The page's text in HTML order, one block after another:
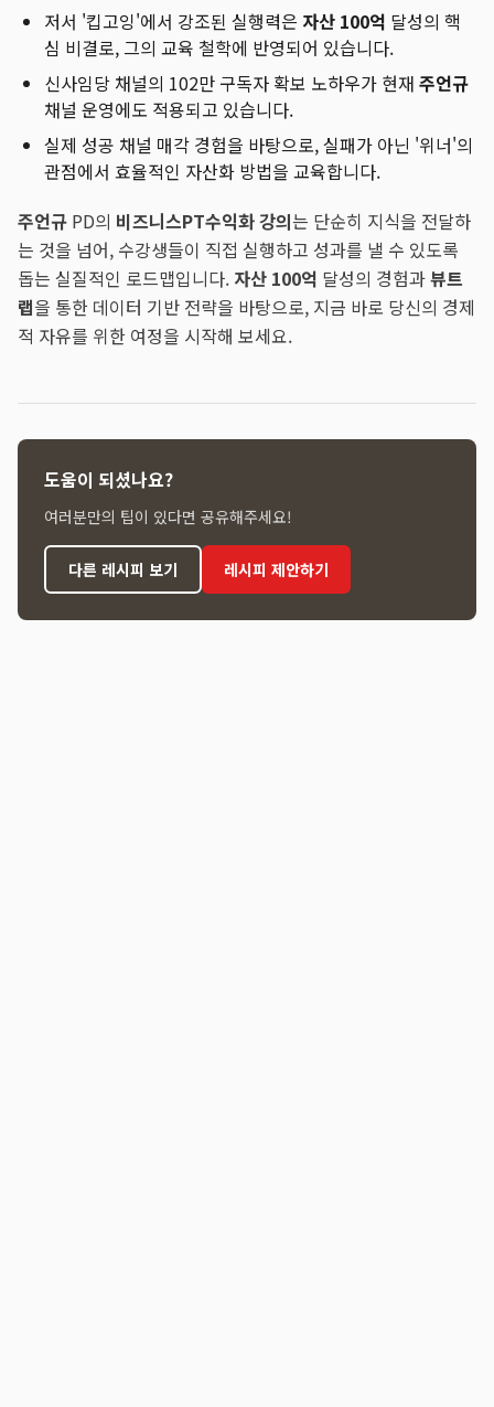
저서 '킵고잉'에서 강조된 실행력은 자산 100억 달성의 핵
심 비결로, 그의 교육 철학에 반영되어 있습니다.
신사임당 채널의 102만 구독자 확보 노하우가 현재 주언규
채널 운영에도 적용되고 있습니다.
실제 성공 채널 매각 경험을 바탕으로, 실패가 아닌 '위너'의
관점에서 효율적인 자산화 방법을 교육합니다.
주언규 PD의 비즈니스PT수익화 강의는 단순히 지식을 전달하
는 것을 넘어, 수강생들이 직접 실행하고 성과를 낼 수 있도록
돕는 실질적인 로드맵입니다. 자산 100억 달성의 경험과뷰트
랩을 통한 데이터 기반 전략을 바탕으로, 지금 바로 당신의 경제
적 자유를 위한 여정을 시작해 보세요.
도움이 되셨나요?
여러분만의 팁이 있다면 공유해주세요!
다른 레시피 보기 레시피 제안하기